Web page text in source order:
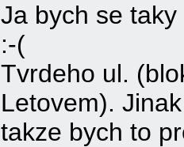
Ja bych se
:-(
Tvrdeho ul.
Letovem).
takze bych to